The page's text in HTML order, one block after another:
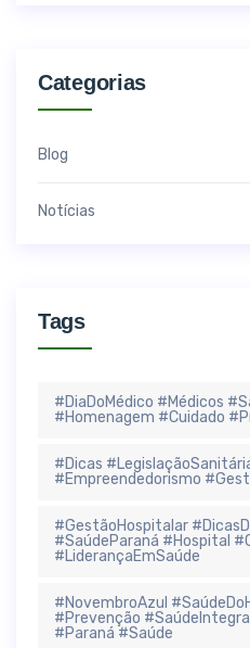
Categorias
Blog
Notícias
Tags
#DiaDoMédico #Médicos
#Homenagem #Cuidado
#Dicas
#Empreendedorismo
#GestãoHospitalar
#SaúdeParaná #Hospital
#LiderançaEmSaúde
#NovembroAzul
#Prevenção
#Paraná #Saúde